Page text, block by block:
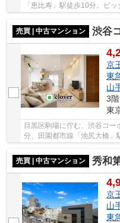
「恵比寿」駅徒歩10分。ビ
や地方へのアクセスも良く、
売買 | 中古マンション
渋谷
京
東
山
3
東
目黒区駒場に佇む、渋谷コー
分、田園都市線「池尻大橋」
分。複数路線利用可能で利便
売買 | 中古マンション
秀和
京
山
東